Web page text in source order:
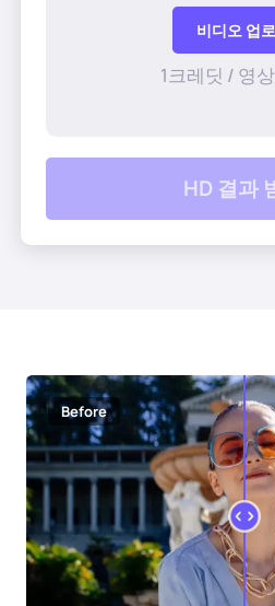
AI 배경 생성기
온라인 배경 변경기
이미지 재저작권
AI 얼굴 생성기
PDF 온라인 압축
PDF 파일 온라인 병합
PDF를 Word로 온라인 변환
PDF를 Excel로 온라인 변환
비디오 업
1크레딧 / 영
HD 결과
Before